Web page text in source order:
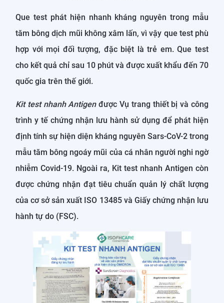
Que test phát hiện nhanh kháng nguyên trong mẫu
tăm bông dịch mũi không xâm lấn, vì vậy que test phù
hợp với mọi đối tượng, đặc biệt là trẻ em. Que test
cho kết quả chỉ sau 10 phút và được xuất khẩu đến 70
quốc gia trên thế giới.
Kit test nhanh Antigenđược Vụ trang thiết bị và công
trình y tế chứng nhận lưu hành sử dụng để phát hiện
định tính sự hiện diện kháng nguyên Sars-CoV-2 trong
mẫu tăm bông ngoáy mũi của cá nhân người nghi ngờ
nhiễm Covid-19. Ngoài ra, Kit test nhanh Antigen còn
được chứng nhận đạt tiêu chuẩn quản lý chất lượng
của cơ sở sản xuất ISO 13485 và Giấy chứng nhận lưu
hành tự do (FSC).